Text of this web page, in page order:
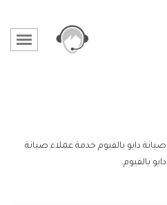
دايو بالفيوم خدمة عملاء صيانة
بالفيوم.